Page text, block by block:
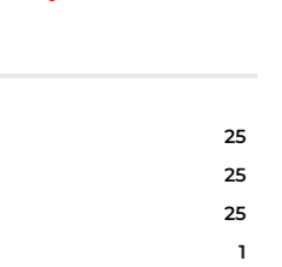
25
25
25
1